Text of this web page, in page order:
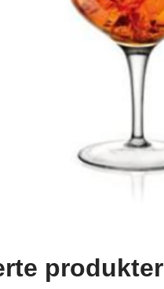
produkter